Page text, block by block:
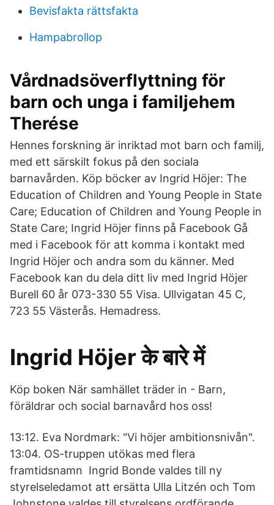
Bevisfakta rättsfakta
Hampabrollop
Vårdnadsöverflyttning för
barn och unga i familjehem
Therése
Hennes forskning är inriktad mot barn och familj,
med ett särskilt fokus på den sociala
barnavården. Köp böcker av Ingrid Höjer: The
Education of Children and Young People in State
Care; Education of Children and Young People in
State Care; Ingrid Höjer finns på Facebook Gå
med i Facebook för att komma i kontakt med
Ingrid Höjer och andra som du känner. Med
Facebook kan du dela ditt liv med Ingrid Höjer
Burell 60 år 073-330 55 Visa. Ullvigatan 45 C,
723 55 Västerås. Hemadress.
Ingrid Höjer के बारे में
Köp boken När samhället träder in - Barn,
föräldrar och social barnavård hos oss!
13:12. Eva Nordmark: "Vi höjer ambitionsnivån".
13:04. OS-truppen utökas med flera
framtidsnamn Ingrid Bonde valdes till ny
styrelseledamot att ersätta Ulla Litzén och Tom